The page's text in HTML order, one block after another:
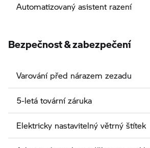
Automatizovaný asistent razení
Bezpečnost & zabezpečení
Varování před nárazem zezadu
5-letá tovární záruka
Elektricky nastavitelný větrný štítek